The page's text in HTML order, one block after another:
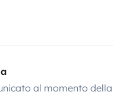
al momento della